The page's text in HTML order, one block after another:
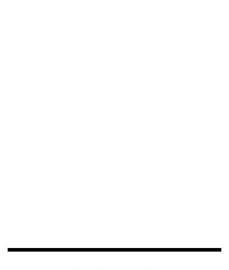
และธุรกิจน้ำมันหล่อลื่นพื้นฐานลดลง QoQ จาก 1.7 ดอลลาร์